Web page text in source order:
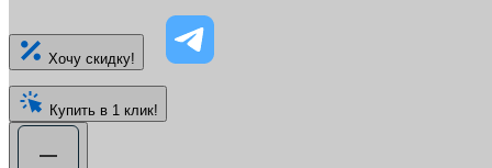
Хочу скидку!
Купить в 1 клик!